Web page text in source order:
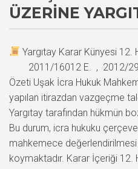
ÜZERINE
Yargıtay Karar Künyesi 12.
2011/16012 E. , 2012/
Özeti Uşak İcra Hukuk
yapılan itirazdan vazgeçme
Yargıtay tarafından hükmün
Bu durum, icra hukuku
mahkemece
koymaktadır. Karar İçeriği 12.